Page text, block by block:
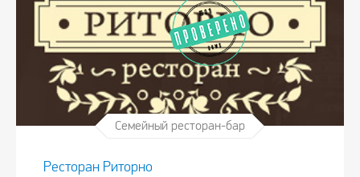
Семейный ресторан-бар
Ресторан Риторно